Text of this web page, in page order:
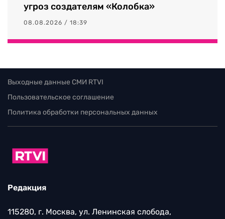
угроз создателям «Колобка»
08.08.2026 / 18:39
Выходные данные СМИ RTVI
Пользовательское соглашение
Политика обработки персональных данных
Редакция
115280, г. Москва, ул. Ленинская слобода,